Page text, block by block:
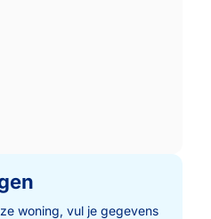
woning, vul je gegevens